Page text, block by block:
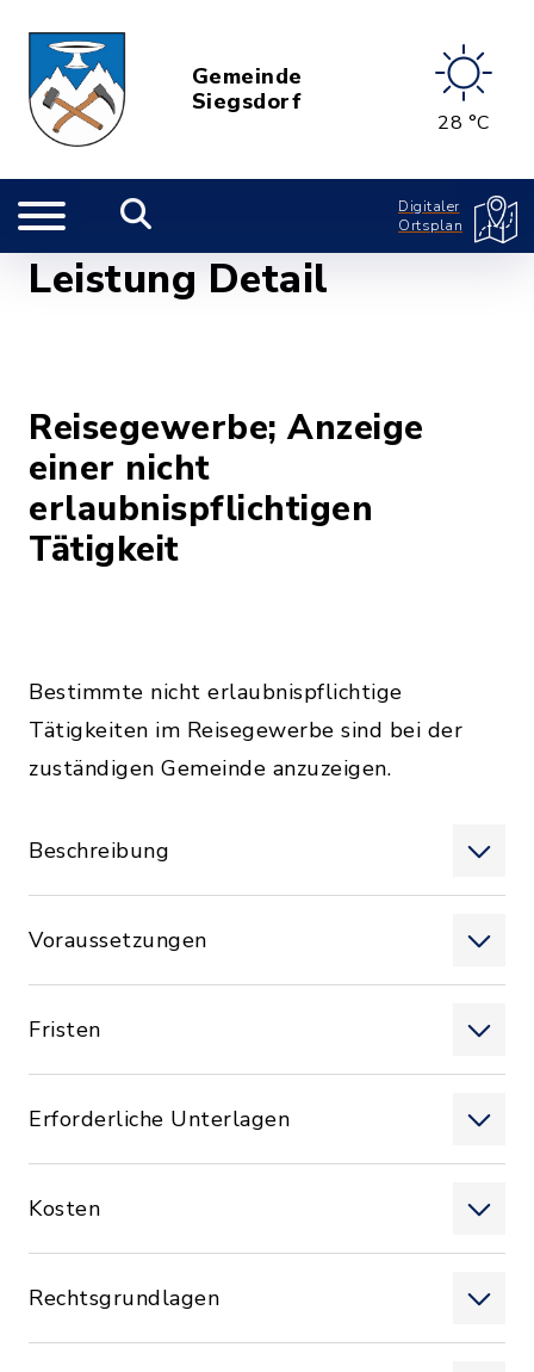
Gemeinde
Siegsdorf
28 °C
Digitaler
Ortsplan
Leistung Detail
Reisegewerbe; Anzeige
einer nicht
erlaubnispflichtigen
Tätigkeit
Bestimmte nicht erlaubnispflichtige
Tätigkeiten im Reisegewerbe sind bei der
zuständigen Gemeinde anzuzeigen.
Beschreibung
Voraussetzungen
Fristen
Erforderliche Unterlagen
Kosten
Rechtsgrundlagen